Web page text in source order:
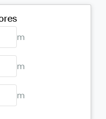
m
m
m